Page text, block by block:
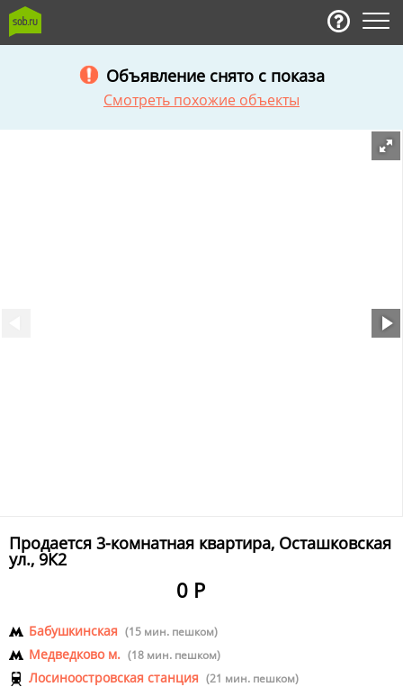
Объявление снято с показа
Смотреть похожие объекты
Продается 3-комнатная квартира, Осташковская
ул., 9К2
0 Р
Бабушкинская (15 мин. пешком)
Медведково м. (18 мин. пешком)
Лосиноостровская станция (21 мин. пешком)